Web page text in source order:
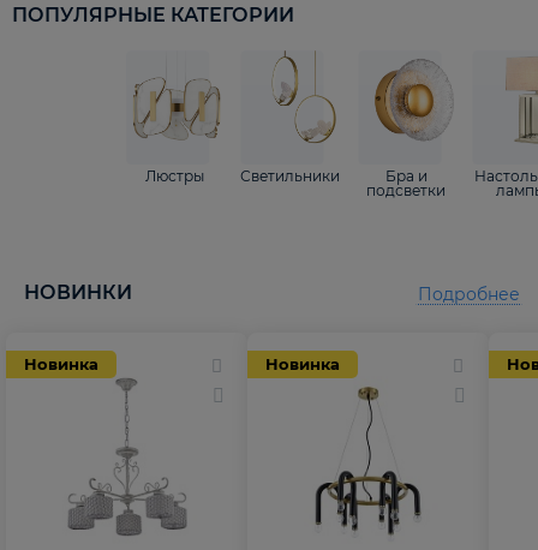
ПОПУЛЯРНЫЕ КАТЕГОРИИ
Люстры Светильники
Бра и
подсветки
НОВИНКИ
Новинка Новинка
Подробнее